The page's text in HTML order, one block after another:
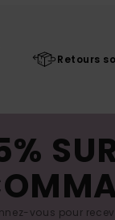
Retours
vous pour